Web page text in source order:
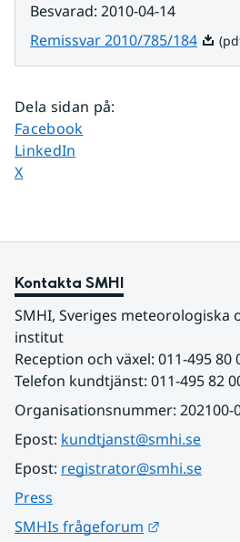
Besvarad: 2010-04-14
Remissvar 2010/785/184Pdf,
Dela sidan på:
Dela sidan på
Facebook
Dela sidan på
LinkedIn
Dela sidan på
X
Kontakta SMHI
SMHI, Sveriges meteorologiska
institut
Reception och växel: 011-495 80
Telefon kundtjänst: 011-495 82
Organisationsnummer: 202100-
Epost: kundtjanst@smhi.se
Epost: registrator@smhi.se
Press
SMHIs frågeforum